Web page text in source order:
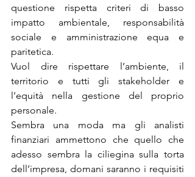
questione rispetta criteri di basso
impatto ambientale, responsabilità
sociale e amministrazione equa e
paritetica.
Vuol dire rispettare l’ambiente, il
territorio e tutti gli stakeholder e
l’equità nella gestione del proprio
personale.
Sembra una moda ma gli analisti
finanziari ammettono che quello che
adesso sembra la ciliegina sulla torta
dell’impresa, domani saranno i requisiti